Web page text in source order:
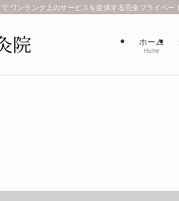
ワンランク上のサービスを提供する完全プライベー
ホーム
Home